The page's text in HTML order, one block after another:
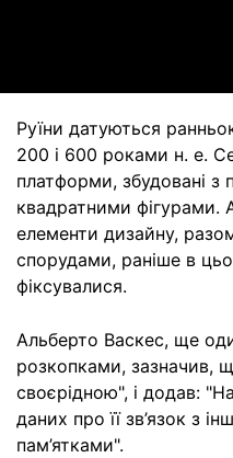
Руїни датуються
200 і 600 роками н. е.
платформи, збудовані з
квадратними фігурами.
елементи дизайну,
спорудами, раніше в
фіксувалися.
Альберто Васкес, ще
розкопками, зазначив,
своєрідною", і додав:
даних про її зв’язок з
пам’ятками".